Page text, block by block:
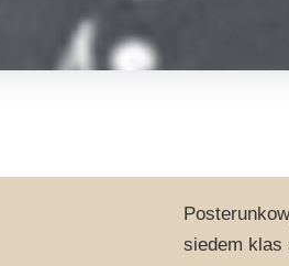
siedem klas